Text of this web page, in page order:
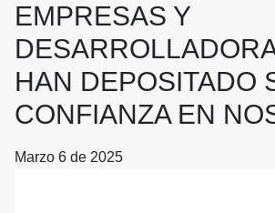
EMPRESAS Y
HAN DEPOSITADO
CONFIANZA EN
Marzo 6 de 2025